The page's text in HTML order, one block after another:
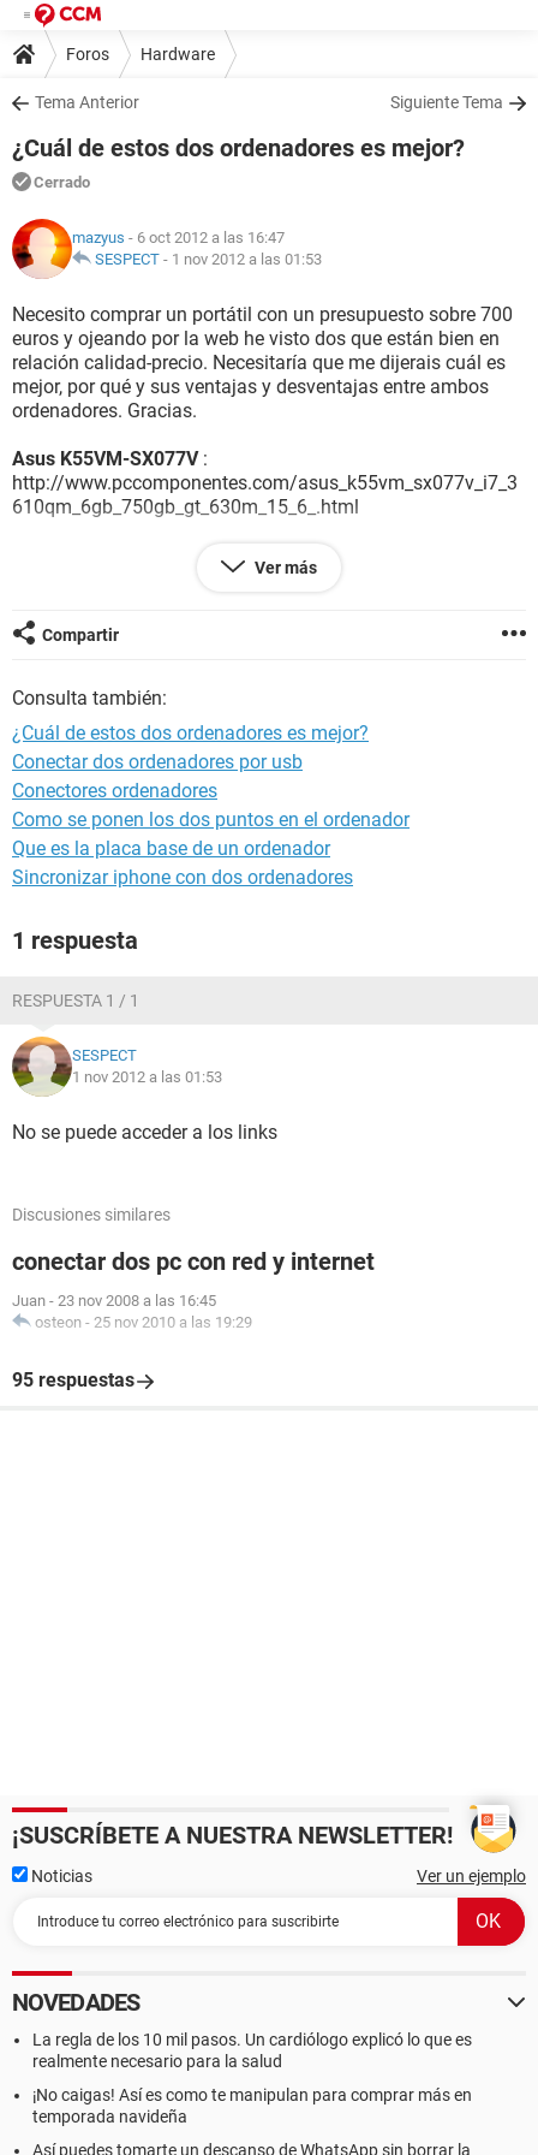
Foros Hardware
Tema Anterior Siguiente Tema
¿Cuál de estos dos ordenadores es mejor?
Cerrado
mazyus - 6 oct 2012 a las 16:47
SESPECT - 1 nov 2012 a las 01:53
Necesito comprar un portátil con un presupuesto sobre 700
euros y ojeando por la web he visto dos que están bien en
relación calidad-precio. Necesitaría que me dijerais cuál es
mejor, por qué y sus ventajas y desventajas entre ambos
ordenadores. Gracias.
Asus K55VM-SX077V:
http://www.pccomponentes.com/asus_k55vm_sx077v_i7_3
610qm_6gb_750gb_gt_630m_15_6_.html
HP Pavilion DV6-6B03SS
http://www.pccomponentes.com/hp_pavilion_dv6_6b03ss_i
PD: un tema importante es el problema de que se calienten
Ver más
Compartir
Consulta también:
¿Cuál de estos dos ordenadores es mejor?
Conectar dos ordenadores por usb
Conectores ordenadores
Como se ponen los dos puntos en el ordenador
Que es la placa base de un ordenador
Sincronizar iphone con dos ordenadores
1 respuesta
RESPUESTA 1 / 1
SESPECT
1 nov 2012 a las 01:53
No se puede acceder a los links
Discusiones similares
conectar dos pc con red y internet
Juan - 23 nov 2008 a las 16:45
osteon - 25 nov 2010 a las 19:29
95 respuestas
¡SUSCRÍBETE A NUESTRA NEWSLETTER!
Noticias Ver un ejemplo
NOVEDADES
La regla de los 10 mil pasos. Un cardiólogo explicó lo que es
realmente necesario para la salud
¡No caigas! Así es como te manipulan para comprar más en
temporada navideña
Así puedes tomarte un descanso de WhatsApp sin borrar la